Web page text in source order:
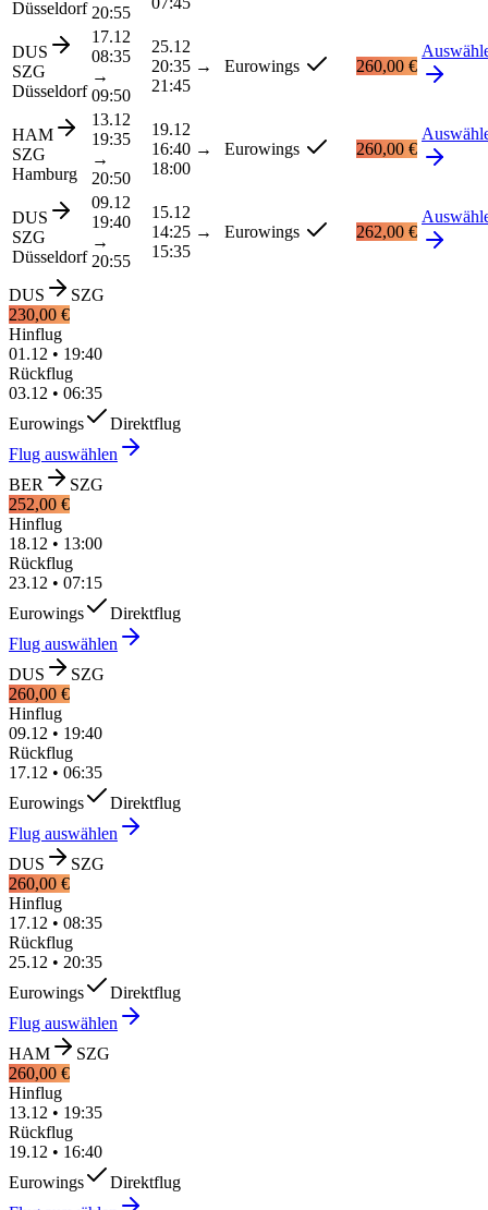
Düsseldorf 20:55
DUS
SZG
Düsseldorf
17.12
08:35
→
09:50
25.12
20:35 →
21:45
Eurowings 260,00 €
HAM
SZG
Hamburg
13.12
19:35
→
20:50
19.12
16:40 →
18:00
Eurowings 260,00 €
DUS
SZG
Düsseldorf
09.12
19:40
→
20:55
15.12
14:25 →
15:35
Eurowings 262,00 €
DUS
SZG
230,00 €
Hinflug
01.12 • 19:40
Rückflug
03.12 • 06:35
Eurowings
Direktflug
Flug auswählen
BER
SZG
252,00 €
Hinflug
18.12 • 13:00
Rückflug
23.12 • 07:15
Eurowings
Direktflug
Flug auswählen
DUS
SZG
260,00 €
Hinflug
09.12 • 19:40
Rückflug
17.12 • 06:35
Eurowings
Direktflug
Flug auswählen
DUS
SZG
260,00 €
Hinflug
17.12 • 08:35
Rückflug
25.12 • 20:35
Eurowings
Direktflug
Flug auswählen
HAM
SZG
260,00 €
Hinflug
13.12 • 19:35
Rückflug
19.12 • 16:40
Eurowings
Direktflug